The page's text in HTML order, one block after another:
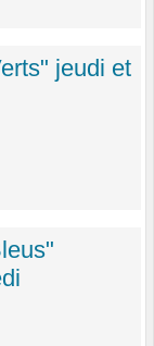
jeudi et